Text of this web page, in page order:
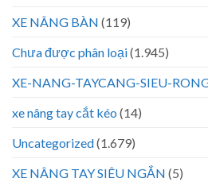
XE NÂNG BÀN (119)
Chưa được phân loại(1.945)
XE-NANG-TAYCANG-SIEU-
xe nâng tay cắt kéo (14)
Uncategorized(1.679)
XE NÂNG TAY SIÊU NGẮN (5)